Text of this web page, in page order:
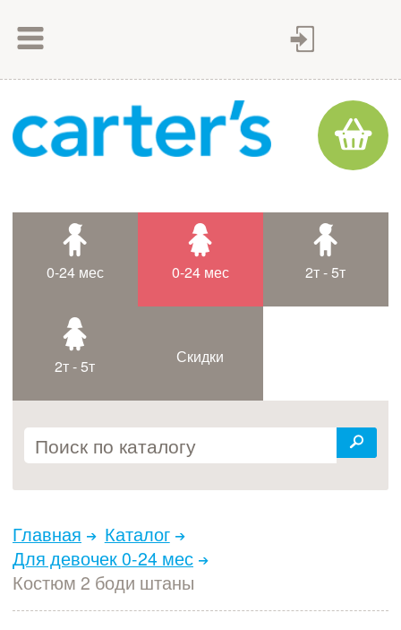
Как оплатить
Доставка товара
Контакты
0-24 мес 0-24 мес 2т - 5т
2т - 5т Скидки
Главная
Каталог
Для девочек 0-24 мес
Костюм 2 боди штаны